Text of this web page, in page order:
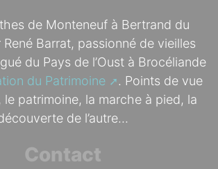
de Monteneuf à Bertrand du
René Barrat, passionné de vieilles
du Pays de l’Oust à Brocéliande
du Patrimoine
. Points de vue
le patrimoine, la marche à pied, la
de l’autre...
Contact